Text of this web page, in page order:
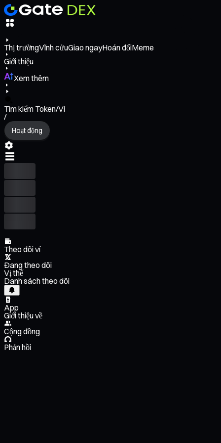
Thị trườngVĩnh cửuGiao ngayHoán đổiMeme
Giới thiệu
Xem thêm
Tìm kiếm Token/Ví
/
Hoạt động
Theo dõi ví
Đang theo dõi
Vị thế
Danh sách theo dõi
App
Giới thiệu về
Cộng đồng
Phản hồi